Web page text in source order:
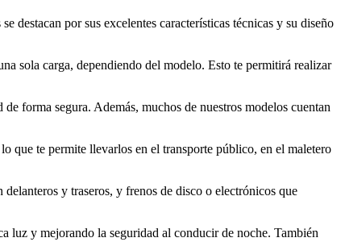
destacan por sus excelentes características técnicas y su diseño
sola carga, dependiendo del modelo. Esto te permitirá realizar
forma segura. Además, muchos de nuestros modelos cuentan
que te permite llevarlos en el transporte público, en el maletero
y traseros, y frenos de disco o electrónicos que
luz y mejorando la seguridad al conducir de noche. También